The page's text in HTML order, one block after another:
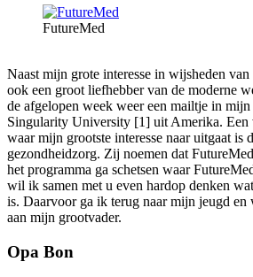
FutureMed
Naast mijn grote interesse in wijsheden
ook een groot liefhebber van de moderne
de afgelopen week weer een mailtje in
Singularity University [1] uit Amerika. Een
waar mijn grootste interesse naar uitgaat is
gezondheidzorg. Zij noemen dat
het programma ga schetsen waar
wil ik samen met u even hardop denken
is. Daarvoor ga ik terug naar mijn jeugd
aan mijn grootvader.
Opa Bon